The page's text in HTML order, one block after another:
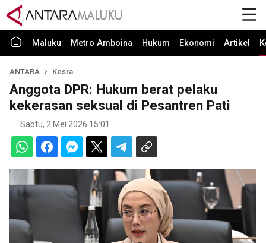
Maluku Metro Amboina Hukum Ekonomi Artikel
ANTARA Kesra
Anggota DPR: Hukum berat pelaku
kekerasan seksual di Pesantren Pati
Sabtu, 2 Mei 2026 15:01